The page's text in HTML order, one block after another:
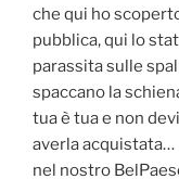
che qui ho
pubblica, qui lo
parassita sulle
spaccano la
tua è tua e non
averla
nel nostro